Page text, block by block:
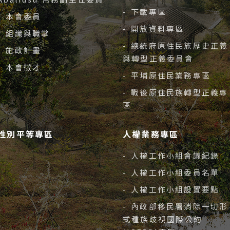
本會委員
組織與職掌
施政計畫
本會徵才
- 下載專區
- 開放資料專區
- 總統府原住民族歷史正義
與轉型正義委員會
- 平埔原住民業務專區
- 戰後原住民族轉型正義專
區
別平等專區 人權業務專區
- 人權工作小組會議紀錄
- 人權工作小組委員名單
- 人權工作小組設置要點
- 內政部移民署消除一切形
式種族歧視國際公約